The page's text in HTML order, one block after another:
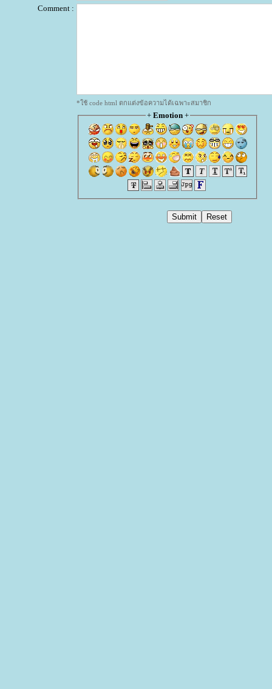
Comment :
*ใช้ code html ตกแต่งข้อความได้เฉพาะสมาชิก
+ Emotion+